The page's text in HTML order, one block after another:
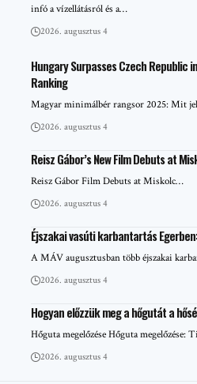
infó a vízellátásról és a…
2026. augusztus 4
Hungary Surpasses Czech Republic
Ranking
Magyar minimálbér rangsor 2025: Mit
2026. augusztus 4
Reisz Gábor’s New Film Debuts at
Reisz Gábor Film Debuts at Miskolc…
2026. augusztus 4
Éjszakai vasúti karbantartás
A MÁV augusztusban több éjszakai
2026. augusztus 4
Hogyan előzzük meg a hőgutát a
Hőguta megelőzése Hőguta megelőzése:
2026. augusztus 4